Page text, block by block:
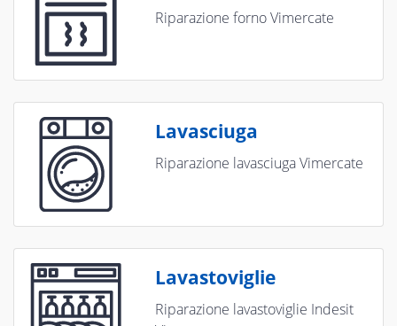
Riparazione forno Vimercate
Lavasciuga
Riparazione lavasciuga Vimercate
Lavastoviglie
Riparazione lavastoviglie Indesit